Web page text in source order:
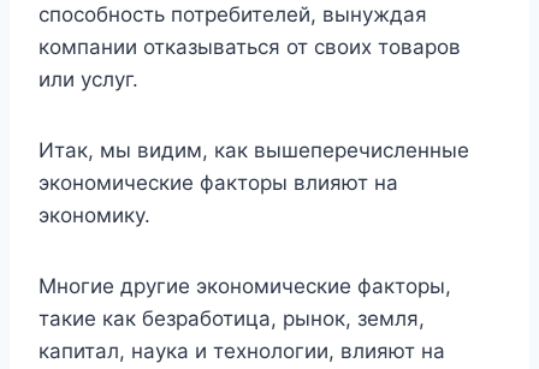
способность потребителей, вынуждая
компании отказываться от своих товаров
или услуг.
Итак, мы видим, как вышеперечисленные
экономические факторы влияют на
экономику.
Многие другие экономические факторы,
такие как безработица, рынок, земля,
капитал, наука и технологии, влияют на